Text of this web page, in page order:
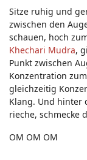
Sitze ruhig und
zwischen den
schauen, hoch
Khechari Mudra,
Punkt zwischen
Konzentration
gleichzeitig
Klang. Und hinter
rieche, schmecke
OM OM OM